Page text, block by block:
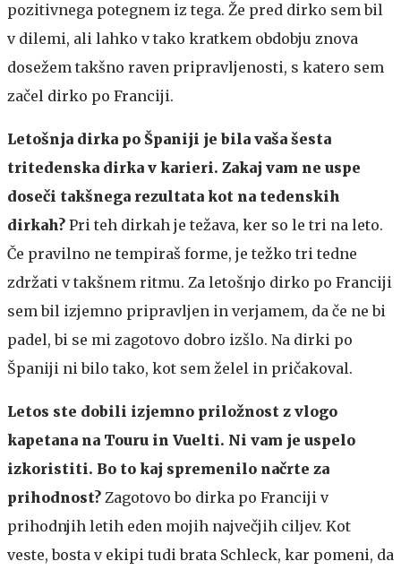
pozitivnega potegnem iz tega. Že pred dirko sem bil
v dilemi, ali lahko v tako kratkem obdobju znova
dosežem takšno raven pripravljenosti, s katero sem
začel dirko po Franciji.
Letošnja dirka po Španiji je bila vaša šesta
tritedenska dirka v karieri. Zakaj vam ne uspe
doseči takšnega rezultata kot na tedenskih
dirkah? Pri teh dirkah je težava, ker so le tri na leto.
Če pravilno ne tempiraš forme, je težko tri tedne
zdržati v takšnem ritmu. Za letošnjo dirko po Franciji
sem bil izjemno pripravljen in verjamem, da če ne bi
padel, bi se mi zagotovo dobro izšlo. Na dirki po
Španiji ni bilo tako, kot sem želel in pričakoval.
Letos ste dobili izjemno priložnost z vlogo
kapetana na Touru in Vuelti. Ni vam je uspelo
izkoristiti. Bo to kaj spremenilo načrte za
prihodnost? Zagotovo bo dirka po Franciji v
prihodnjih letih eden mojih največjih ciljev. Kot
veste, bosta v ekipi tudi brata Schleck, kar pomeni, da